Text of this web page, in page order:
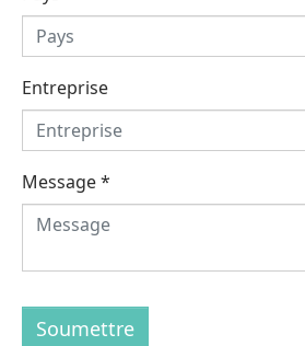
Entreprise
Message*
Soumettre